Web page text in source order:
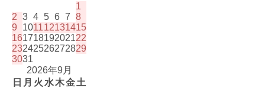
1
2 3 4 5 6 7 8
9
101112131415
16171819202122
23242526272829
3031
2026年9月
日 月 火 水木金土